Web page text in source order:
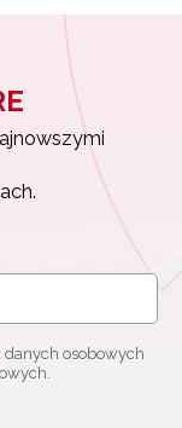
osobowych